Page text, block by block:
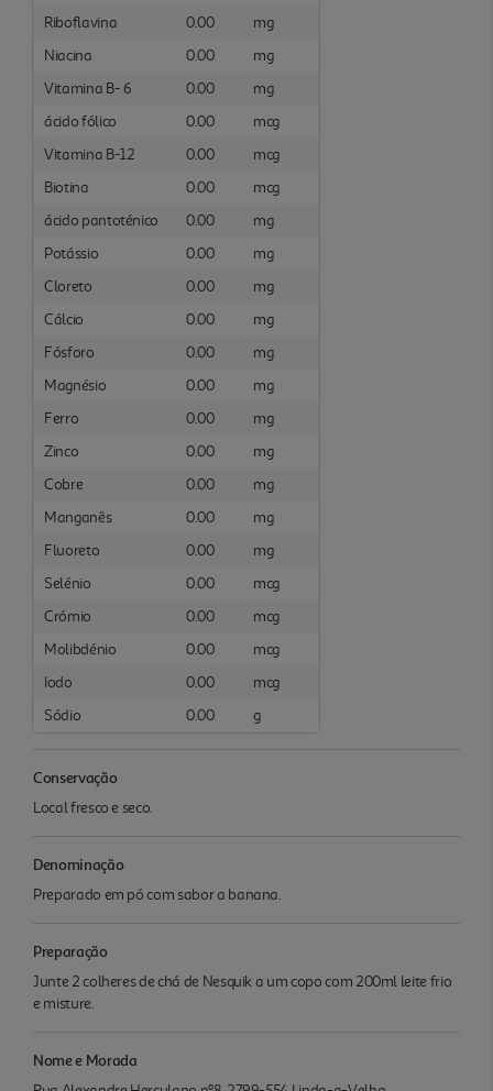
Riboflavina
0.00
mg
Niacina
0.00
mg
Vitamina B- 6
0.00
mg
ácido fólico
0.00
mcg
Vitamina B-12
0.00
mcg
Biotina
0.00
mcg
ácido pantoténico
0.00
mg
Potássio
0.00
mg
Cloreto
0.00
mg
Cálcio
0.00
mg
Fósforo
0.00
mg
Magnésio
0.00
mg
Ferro
0.00
mg
Zinco
0.00
mg
Cobre
0.00
mg
Manganês
0.00
mg
Fluoreto
0.00
mg
Selénio
0.00
mcg
Crómio
0.00
mcg
Molibdénio
0.00
mcg
Iodo
0.00
mcg
Sódio
0.00 g
Conservação
Local fresco e seco.
Denominação
Preparado em pó com sabor a banana.
Preparação
Junte 2 colheres de chá de Nesquik a um copo com 200ml leite frio
e misture.
Nome e Morada